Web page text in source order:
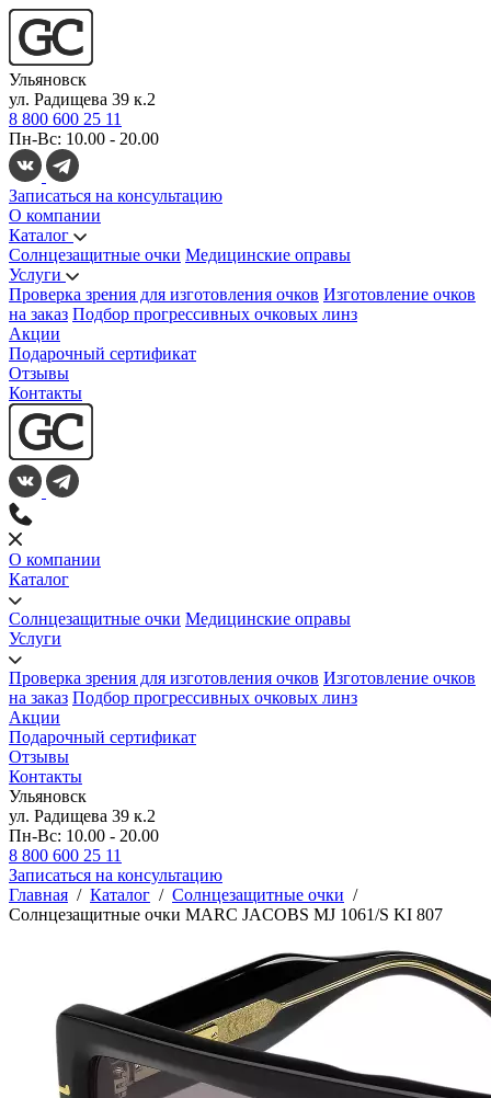
Ульяновск
ул. Радищева 39 к.2
8 800 600 25 11
Пн-Вс: 10.00 - 20.00
Записаться на консультацию
О компании
Каталог
Солнцезащитные очки Медицинские оправы
Услуги
Проверка зрения для изготовления очков Изготовление очков
на заказ Подбор прогрессивных очковых линз
Акции
Подарочный сертификат
Отзывы
Контакты
О компании
Каталог
Солнцезащитные очки Медицинские оправы
Услуги
Проверка зрения для изготовления очков Изготовление очков
на заказ Подбор прогрессивных очковых линз
Акции
Подарочный сертификат
Отзывы
Контакты
Ульяновск
ул. Радищева 39 к.2
Пн-Вс: 10.00 - 20.00
8 800 600 25 11
Записаться на консультацию
Главная / Каталог / Солнцезащитные очки /
Солнцезащитные очки MARC JACOBS MJ 1061/S KI 807